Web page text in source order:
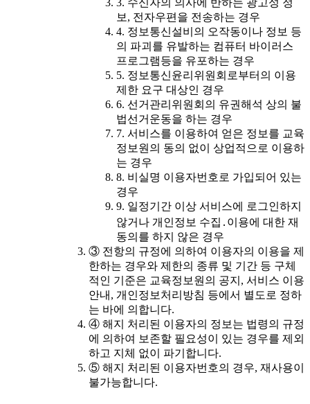
3. 수신자의 의사에 반하는 광고성 정
보, 전자우편을 전송하는 경우
4. 정보통신설비의 오작동이나 정보 등
의 파괴를 유발하는 컴퓨터 바이러스
프로그램등을 유포하는 경우
5. 정보통신윤리위원회로부터의 이용
제한 요구 대상인 경우
6. 선거관리위원회의 유권해석 상의 불
법선거운동을 하는 경우
7. 서비스를 이용하여 얻은 정보를 교육
정보원의 동의 없이 상업적으로 이용하
는 경우
8. 비실명 이용자번호로 가입되어 있는
경우
9. 일정기간 이상 서비스에 로그인하지
않거나 개인정보 수집․이용에 대한 재
동의를 하지 않은 경우
③ 전항의 규정에 의하여 이용자의 이용을 제
한하는 경우와 제한의 종류 및 기간 등 구체
적인 기준은 교육정보원의 공지, 서비스 이용
안내, 개인정보처리방침 등에서 별도로 정하
는 바에 의합니다.
④ 해지 처리된 이용자의 정보는 법령의 규정
에 의하여 보존할 필요성이 있는 경우를 제외
하고 지체 없이 파기합니다.
⑤ 해지 처리된 이용자번호의 경우, 재사용이
불가능합니다.